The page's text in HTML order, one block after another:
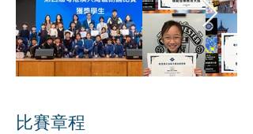
比賽章程